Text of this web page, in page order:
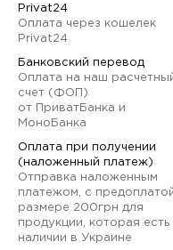
Privat24
Оплата через кошелек
Privat24
Банковский перевод
Оплата на наш
счет (ФОП)
от ПриватБанка и
МоноБанка
Оплата при получении
(наложенный платеж)
Отправка наложенным
платежом, с
размере 200грн для
продукции, которая есть
наличии в Украине